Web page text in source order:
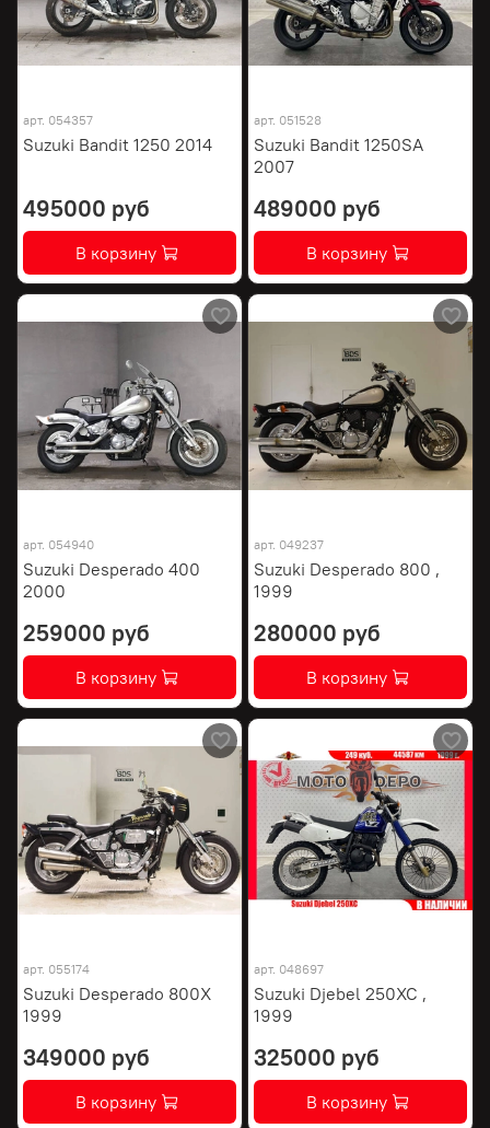
арт. 054357
Suzuki Bandit 1250 2014
495000 руб
В корзину
арт. 051528
Suzuki Bandit 1250SA
2007
489000 руб
В корзину
арт. 054940
Suzuki Desperado 400
2000
259000 руб
В корзину
арт. 049237
Suzuki Desperado 800 ,
1999
280000 руб
В корзину
арт. 055174
Suzuki Desperado 800X
1999
349000 руб
В корзину
арт. 048697
Suzuki Djebel 250XC ,
1999
325000 руб
В корзину